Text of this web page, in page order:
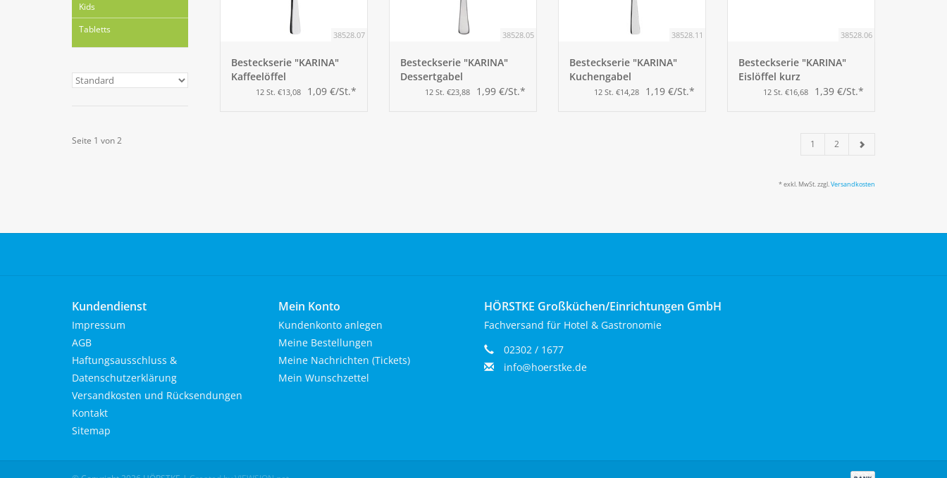
Kids
Tabletts
38528.07
Besteckserie "KARINA"
Kaffeelöffel
12 St. €13,08 1,09 €/St.*
38528.05
Besteckserie "KARINA"
Dessertgabel
12 St. €23,88 1,99 €/St.*
38528.11
Besteckserie "KARINA"
Kuchengabel
12 St. €14,28 1,19 €/St.*
38528.06
Besteckserie "KARINA"
Eislöffel kurz
12 St. €16,68 1,39 €/St.*
Seite 1 von 2 1 2
* exkl. MwSt. zzgl. Versandkosten
Kundendienst
Impressum
AGB
Haftungsausschluss &
Datenschutzerklärung
Versandkosten und Rücksendungen
Kontakt
Sitemap
Mein Konto
Kundenkonto anlegen
Meine Bestellungen
Meine Nachrichten (Tickets)
Mein Wunschzettel
HÖRSTKE Großküchen/Einrichtungen GmbH
Fachversand für Hotel & Gastronomie
02302 / 1677
info@hoerstke.de